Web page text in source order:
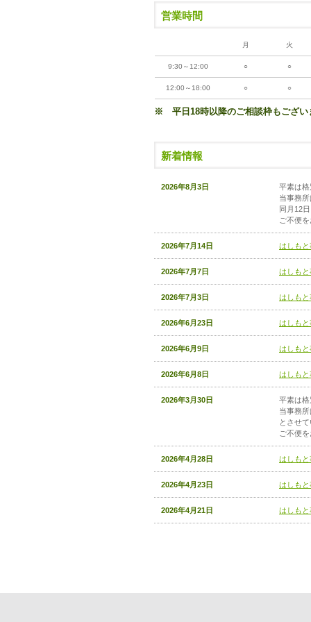
営業時間
月 火
9:30～12:00 ○ ○
12:00～18:00 ○ ○
※ 平日18時以降のご相談枠もござい
新着情報
2026年8月3日
平素は
当事務
同月12
ご不便
2026年7月14日 はしも
2026年7月7日 はしも
2026年7月3日 はしも
2026年6月23日 はしも
2026年6月9日 はしも
2026年6月8日 はしも
2026年3月30日
平素は
当事務
とさせ
ご不便
2026年4月28日 はしも
2026年4月23日 はしも
2026年4月21日 はしも